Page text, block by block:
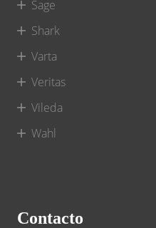
Sage
Shark
Varta
Veritas
Vileda
Wahl
Contacto